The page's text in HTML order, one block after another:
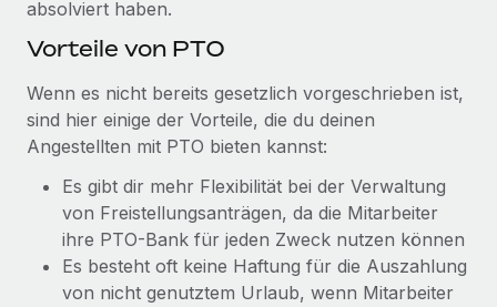
absolviert haben.
Vorteile von PTO
Wenn es nicht bereits gesetzlich vorgeschrieben ist,
sind hier einige der Vorteile, die du deinen
Angestellten mit PTO bieten kannst:
Es gibt dir mehr Flexibilität bei der Verwaltung
von Freistellungsanträgen, da die Mitarbeiter
ihre PTO-Bank für jeden Zweck nutzen können
Es besteht oft keine Haftung für die Auszahlung
von nicht genutztem Urlaub, wenn Mitarbeiter